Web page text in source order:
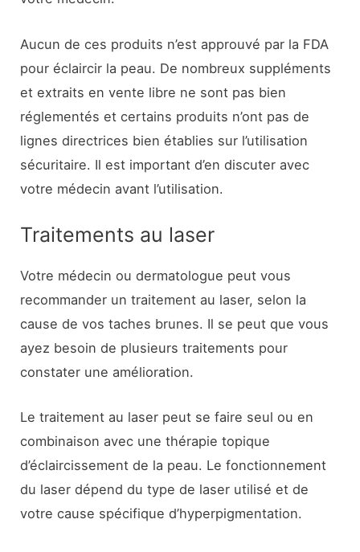
Aucun de ces produits n’est approuvé par la FDA
pour éclaircir la peau. De nombreux suppléments
et extraits en vente libre ne sont pas bien
réglementés et certains produits n’ont pas de
lignes directrices bien établies sur l’utilisation
sécuritaire. Il est important d’en discuter avec
votre médecin avant l’utilisation.
Traitements au laser
Votre médecin ou dermatologue peut vous
recommander un traitement au laser, selon la
cause de vos taches brunes. Il se peut que vous
ayez besoin de plusieurs traitements pour
constater une amélioration.
Le traitement au laser peut se faire seul ou en
combinaison avec une thérapie topique
d’éclaircissement de la peau. Le fonctionnement
du laser dépend du type de laser utilisé et de
votre cause spécifique d’hyperpigmentation.